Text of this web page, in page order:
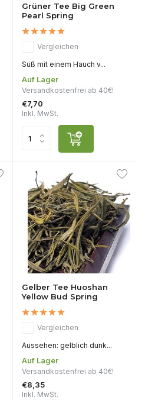
Grüner Tee Big Green
Pearl Spring
Vergleichen
Süß mit einem Hauch v...
Auf Lager
Versandkostenfrei ab 40€!
€7,70
Inkl. MwSt.
Gelber Tee Huoshan
Yellow Bud Spring
Vergleichen
Aussehen: gelblich dunk...
Auf Lager
Versandkostenfrei ab 40€!
€8,35
Inkl. MwSt.